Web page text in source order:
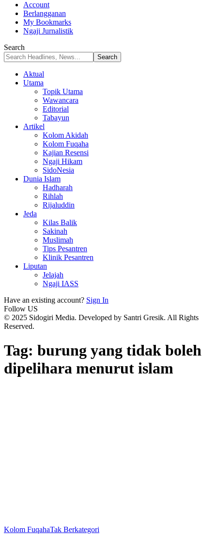
Account
Berlangganan
My Bookmarks
Ngaji Jurnalistik
Search
Aktual
Utama
Topik Utama
Wawancara
Editorial
Tabayun
Artikel
Kolom Akidah
Kolom Fuqaha
Kajian Resensi
Ngaji Hikam
SidoNesia
Dunia Islam
Hadharah
Rihlah
Rijaluddin
Jeda
Kilas Balik
Sakinah
Muslimah
Tips Pesantren
Klinik Pesantren
Liputan
Jelajah
Ngaji IASS
Have an existing account? Sign In
Follow US
© 2025 Sidogiri Media. Developed by Santri Gresik. All Rights
Reserved.
Tag: burung yang tidak boleh
dipelihara menurut islam
Kolom FuqahaTak Berkategori